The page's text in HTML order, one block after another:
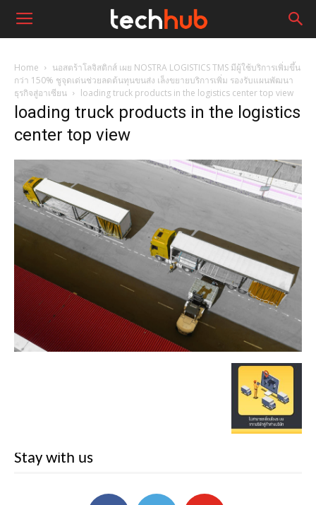
Home
นอสตร้าโลจิสติกส์ เผย NOSTRA LOGISTICS TMS มีผู้ใช้บริการเพิ่มขึ้น
กว่า 150% ชูจุดเด่นช่วยลดต้นทุนขนส่ง เล็งขยายบริการเพิ่ม รองรับแผนพัฒนา
ธุรกิจสู่อาเซียน
loading truck products in the logistics center top view
loading truck products in the logistics
center top view
Stay with us